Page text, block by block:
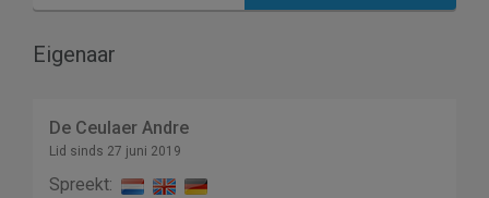
Eigenaar
De Ceulaer Andre
Lid sinds 27 juni 2019
Spreekt: